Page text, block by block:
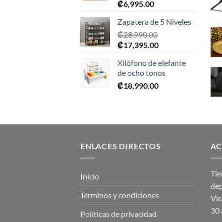
₡6,995.00
Zapatera de 5 Niveles
₡28,990.00
El
original
era:
₡28,990.00.
₡17,395.00El
actual
es:
₡17,395.00.
Xilófono de elefante
de ocho tonos
₡18,990.00
ENLACES DIRECTOS
Inicio
Términos y condiciones
Políticas de privacidad
30